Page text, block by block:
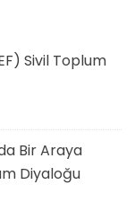
Sivil Toplum
Bir Araya
Diyaloğu